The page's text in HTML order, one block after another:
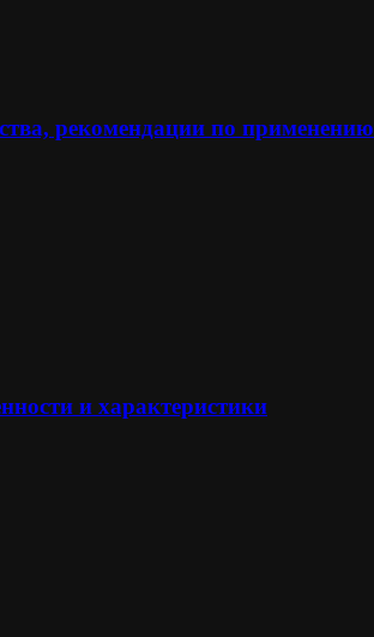
рекомендации по применению
и характеристики